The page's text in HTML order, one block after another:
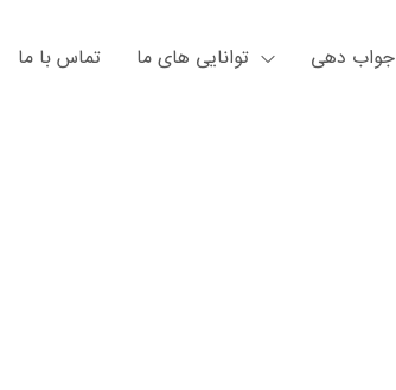
تماس با ما توانایی های ما جواب دهی